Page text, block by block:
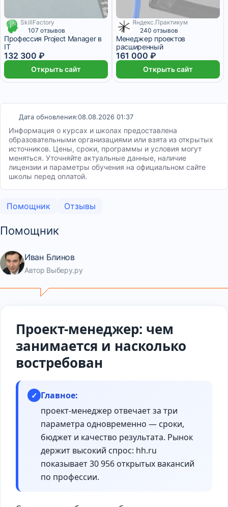
3 675 ₽/мес
SkillFactory
107 отзывов
Профессия Project Manager в
IT
132 300 ₽
Открыть сайт
6 572 ₽/мес
Яндекс.Практикум
240 отзывов
Менеджер проектов
расширенный
161 000 ₽
Открыть сайт
Дата обновления:08.08.2026 01:37
Информация о курсах и школах предоставлена
образовательными организациями или взята из открытых
источников. Цены, сроки, программы и условия могут
меняться. Уточняйте актуальные данные, наличие
лицензии и параметры обучения на официальном сайте
школы перед оплатой.
Помощник Отзывы
Помощник
Иван Блинов
Автор Выберу.ру
Проект-менеджер: чем
занимается и насколько
востребован
✓ Главное:
проект-менеджер отвечает за три
параметра одновременно — сроки,
бюджет и качество результата. Рынок
держит высокий спрос: hh.ru
показывает 30 956 открытых вакансий
по профессии.